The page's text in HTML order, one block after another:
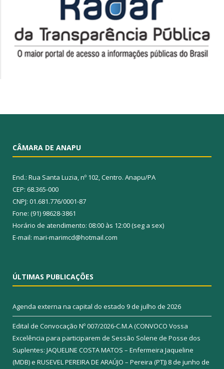
CÂMARA DE ANAPU
End.: Rua Santa Luzia, nº 102, Centro. Anapu/PA
CEP: 68.365-000
CNPJ: 01.681.776/0001-87
Fone: (91) 98628-3861
Horário de atendimento: 08:00 às 12:00 (seg a sex)
E-mail: mari-marimcd@hotmail.com
ÚLTIMAS PUBLICAÇÕES
Agenda externa na capital do estado 9 de julho de 2026
Edital de Convocação Nº 007/2026-C.M.A (CONVOCO Vossa
Excelência para participarem de Sessão Solene de Posse dos
Suplentes: JAQUELINE COSTA MATOS – Enfermeira Jaqueline
(MDB) e RUSEVEL PEREIRA DE ARAÚJO – Pereira (PT)) 8 de junho de